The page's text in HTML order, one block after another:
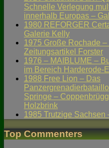
Schnelle Verlegung
innerhalb Europas –
1980 REFORGER
Galerie Kelly
1975 Große Rochade –
Zeitungsartikel Forster
1976 – MAIBLUME –
im Bereich Harderode-
1988 Free Lion – Das
Springe –
Holzbrink
1985 Trutzige Sachsen
Top Commenters